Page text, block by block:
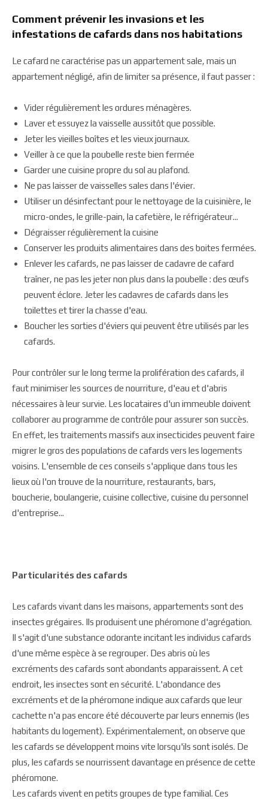
Comment prévenir les invasions et les
infestations de cafards dans nos habitations
Le cafard ne caractérise pas un appartement sale, mais un
appartement négligé, afin de limiter sa présence, il faut passer :
Vider régulièrement les ordures ménagères.
Laver et essuyez la vaisselle aussitôt que possible.
Jeter les vieilles boîtes et les vieux journaux.
Veiller à ce que la poubelle reste bien fermée
Garder une cuisine propre du sol au plafond.
Ne pas laisser de vaisselles sales dans l'évier.
Utiliser un désinfectant pour le nettoyage de la cuisinière, le
micro-ondes, le grille-pain, la cafetière, le réfrigérateur...
Dégraisser régulièrement la cuisine
Conserver les produits alimentaires dans des boites fermées.
Enlever les cafards, ne pas laisser de cadavre de cafard
traîner, ne pas les jeter non plus dans la poubelle : des œufs
peuvent éclore. Jeter les cadavres de cafards dans les
toilettes et tirer la chasse d'eau.
Boucher les sorties d'éviers qui peuvent être utilisés par les
cafards.
Pour contrôler sur le long terme la prolifération des cafards, il
faut minimiser les sources de nourriture, d'eau et d'abris
nécessaires à leur survie. Les locataires d'un immeuble doivent
collaborer au programme de contrôle pour assurer son succès.
En effet, les traitements massifs aux insecticides peuvent faire
migrer le gros des populations de cafards vers les logements
voisins. L'ensemble de ces conseils s'applique dans tous les
lieux où l'on trouve de la nourriture, restaurants, bars,
boucherie, boulangerie, cuisine collective, cuisine du personnel
d'entreprise...
Particularités des cafards
Les cafards vivant dans les maisons, appartements sont des
insectes grégaires. Ils produisent une phéromone d'agrégation.
Il s'agit d'une substance odorante incitant les individus cafards
d'une même espèce à se regrouper. Des abris où les
excréments des cafards sont abondants apparaissent. A cet
endroit, les insectes sont en sécurité. L'abondance des
excréments et de la phéromone indique aux cafards que leur
cachette n'a pas encore été découverte par leurs ennemis (les
habitants du logement). Expérimentalement, on observe que
les cafards se développent moins vite lorsqu'ils sont isolés. De
plus, les cafards se nourrissent davantage en présence de cette
phéromone.
Les cafards vivent en petits groupes de type familial. Ces